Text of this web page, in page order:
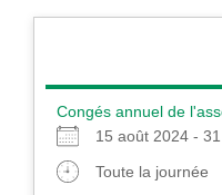
Congés annuel de
15 août 2024 -
Toute la journée